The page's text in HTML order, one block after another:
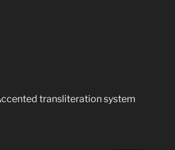
transliteration system